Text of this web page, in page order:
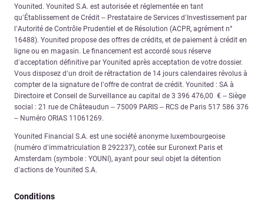
Younited. Younited S.A. est autorisée et réglementée en tant
qu’Établissement de Crédit – Prestataire de Services d’Investissement par
l’Autorité de Contrôle Prudentiel et de Résolution (ACPR, agrément n°
16488). Younited propose des offres de crédits, et de paiement à crédit en
ligne ou en magasin. Le financement est accordé sous réserve
d’acceptation définitive par Younited après acceptation de votre dossier.
Vous disposez d’un droit de rétractation de 14 jours calendaires révolus à
compter de la signature de l’offre de contrat de crédit. Younited : SA à
Directoire et Conseil de Surveillance au capital de 3 396 476,00 € – Siège
social : 21 rue de Châteaudun – 75009 PARIS – RCS de Paris 517 586 376
– Numéro ORIAS 11061269.
Younited Financial S.A. est une société anonyme luxembourgeoise
(numéro d’immatriculation B 292237), cotée sur Euronext Paris et
Amsterdam (symbole : YOUNI), ayant pour seul objet la détention
d’actions de Younited S.A.
Conditions